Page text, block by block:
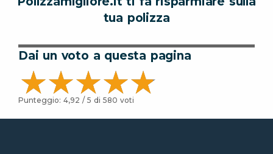
tua polizza
Dai un voto a questa pagina
Punteggio: 4,92 / 5 di 580 voti